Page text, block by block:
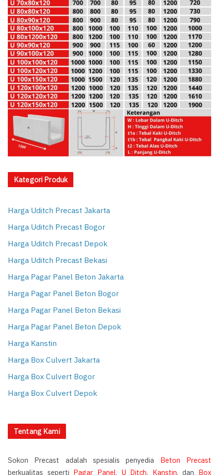
Kategori Produk
Harga Uditch Precast Jakarta
Harga Uditch Precast Bogor
Harga Uditch Precast Depok
Harga Uditch Precast Bekasi
Harga Pagar Panel Beton Jakarta
Harga Pagar Panel Beton Bogor
Harga Pagar Panel Beton Bekasi
Harga Pagar Panel Beton Depok
Harga Kanstin
Harga Box Culvert Jakarta
Harga Box Culvert Bogor
Harga Box Culvert Depok
Tentang Kami
Sokon Precast adalah spesialis penyedia Beton Precast
berkualitas seperti Pagar Panel, U Ditch, Kanstin, dan Box